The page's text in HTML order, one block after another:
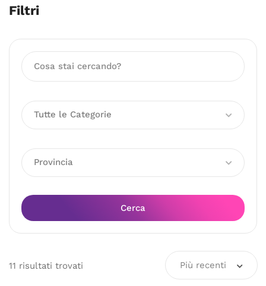
Filtri
Tutte le Categorie
Provincia
Cerca
11 risultati trovati Più recenti